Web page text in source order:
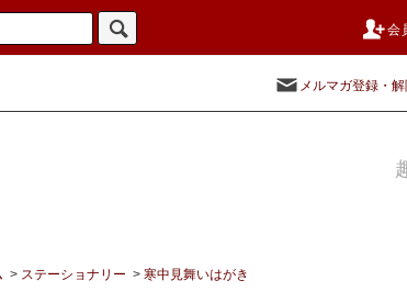
会
メルマガ登録・
> ステーショナリー > 寒中見舞いはがき